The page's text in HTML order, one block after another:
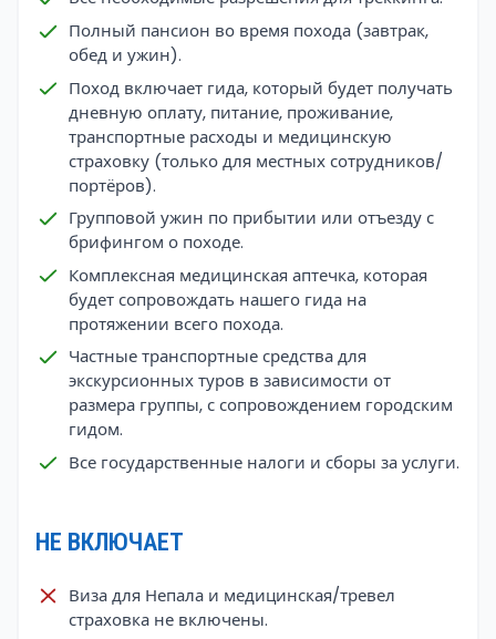
Полный пансион во время похода (завтрак,
обед и ужин).
Поход включает гида, который будет получать
дневную оплату, питание, проживание,
транспортные расходы и медицинскую
страховку (только для местных сотрудников/
портёров).
Групповой ужин по прибытии или отъезду с
брифингом о походе.
Комплексная медицинская аптечка, которая
будет сопровождать нашего гида на
протяжении всего похода.
Частные транспортные средства для
экскурсионных туров в зависимости от
размера группы, с сопровождением городским
гидом.
Все государственные налоги и сборы за услуги.
НЕ ВКЛЮЧАЕТ
Виза для Непала и медицинская/тревел
страховка не включены.